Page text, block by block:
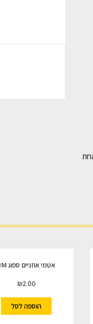
אטמי אוזניים ספוג 3M
₪2.00
הוספה לסל